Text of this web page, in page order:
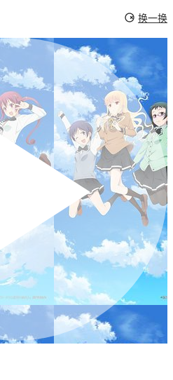
换一换